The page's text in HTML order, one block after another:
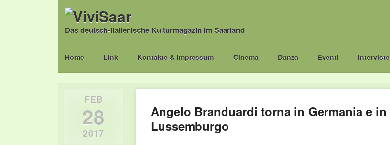
Das deutsch-italienische Kulturmagazin im Saarland
Main menu
Skip
Home Link Kontakte & Impressum Cinema Danza Eventi Interviste
Angelo Branduardi torna in Germania e in
Lussemburgo
FEB
28
2017